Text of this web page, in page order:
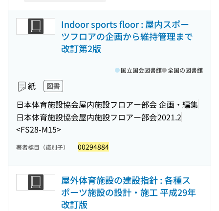
Indoor sports floor : 屋内スポー
ツフロアの企画から維持管理まで
改訂第2版
紙 図書
日本体育施設協会屋内施設フロアー部会 企画・編集
日本体育施設協会屋内施設フロアー部会2021.2
<FS28-M15>
国立国会図書館 全国の図書館
著者標目（識別子） 00294884
屋外体育施設の建設指針 : 各種ス
ポーツ施設の設計・施工 平成29年
改訂版